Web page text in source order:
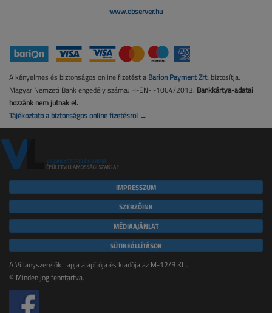
www.observer.hu
A kényelmes és biztonságos online fizetést a Barion Payment Zrt. biztosítja.
Magyar Nemzeti Bank engedély száma: H-EN-I-1064/2013. Bankkártya-adatai
hozzánk nem jutnak el.
Tájékoztató a biztonságos online fizetésről →
IMPRESSZUM
SZERZŐINK
MÉDIAAJÁNLAT
SÜTIBEÁLLÍTÁSOK
A Villanyszerelők Lapja alapítója és kiadója az M-12/B Kft.
© Minden jog fenntartva.